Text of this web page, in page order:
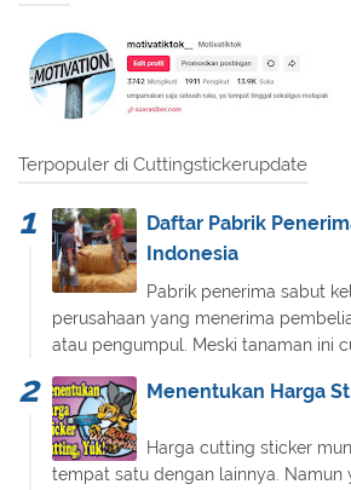
Terpopuler di Cuttingstickerupdate
Daftar Pabrik
Indonesia
Pabrik penerima sabut
perusahaan yang menerima
atau pengumpul. Meski tanaman ini
Menentukan Harga
Harga cutting sticker
tempat satu dengan lainnya. Namun